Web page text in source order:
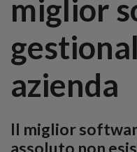
miglior
azienda
Il miglior
assoluto non